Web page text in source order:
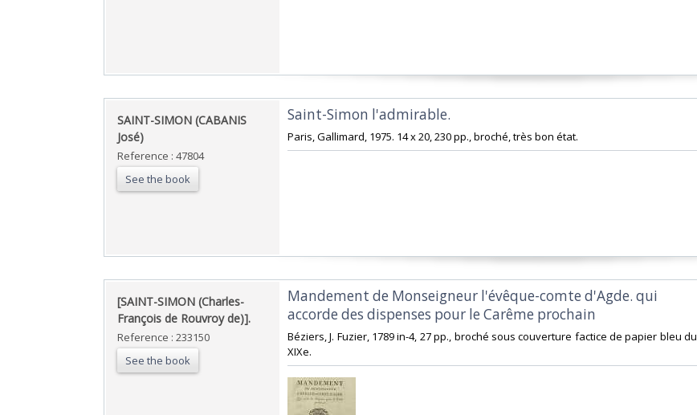
‎SAINT-SIMON (CABANIS
José)‎
Reference : 47804
See the book
‎Saint-Simon l'admirable.‎
‎Paris, Gallimard, 1975. 14 x 20, 230 pp., broché, très bon état.‎
‎[SAINT-SIMON (Charles-
François de Rouvroy de)].‎
Reference : 233150
See the book
‎Mandement de Monseigneur l'évêque-comte d'Agde. qui
accorde des dispenses pour le Carême prochain‎
‎Béziers, J. Fuzier, 1789 in-4, 27 pp., broché sous couverture factice de papier bleu du
XIXe. ‎